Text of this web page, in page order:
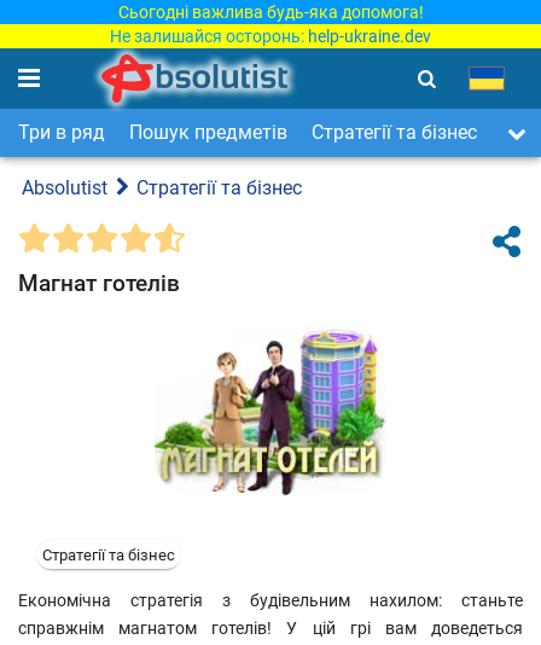
Сьогодні важлива будь-яка допомога!
Не залишайся осторонь: help-ukraine.dev
Три в ряд Пошук предметів Стратегії та бізнес
Absolutist Стратегії та бізнес
Магнат готелів
Стратегії та бізнес
Економічна стратегія з будівельним нахилом: станьте
справжнім магнатом готелів! У цій грі вам доведеться